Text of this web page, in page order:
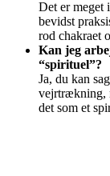
Det er meget
bevidst
rod chakraet
Kan jeg
“spirituel”?
Ja, du kan
vejrtrækning,
det som et